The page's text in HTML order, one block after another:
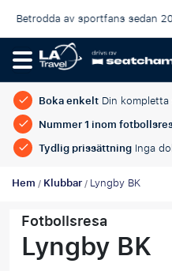
av sportfans sedan 2007
Boka enkeltDin kompletta
Nummer 1 inom
Tydlig prissättningInga
Hem/Klubbar/Lyngby BK
Fotbollsresa
Lyngby BK